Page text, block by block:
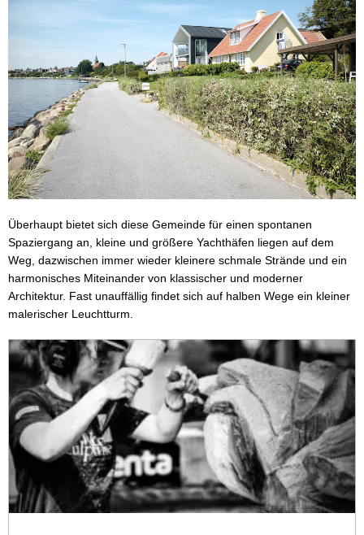
Überhaupt bietet sich diese Gemeinde für einen spontanen
Spaziergang an, kleine und größere Yachthäfen liegen auf dem
Weg, dazwischen immer wieder kleinere schmale Strände und ein
harmonisches Miteinander von klassischer und moderner
Architektur. Fast unauffällig findet sich auf halben Wege ein kleiner
malerischer Leuchtturm.